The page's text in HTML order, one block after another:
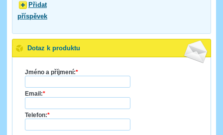
Přidat
příspěvek
Dotaz k produktu
Jméno a příjmení:*
Email:*
Telefon:*